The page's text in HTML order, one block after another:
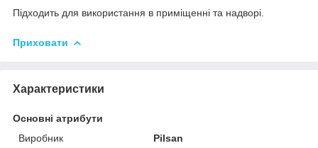
Підходить для використання в приміщенні та надворі.
Приховати
Характеристики
Основні атрибути
Виробник
Pilsan